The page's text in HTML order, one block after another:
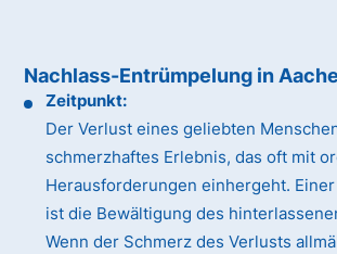
Nachlass-Entrümpelung in
Zeitpunkt:
Der Verlust eines geliebten
schmerzhaftes Erlebnis, das oft mit
Herausforderungen einhergeht.
ist die Bewältigung des
Wenn der Schmerz des Verlusts